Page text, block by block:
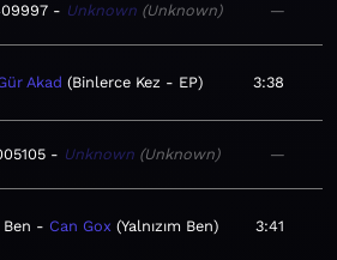
Unknown Unknown —
Akad Binlerce Kez - EP 3:38
Unknown Unknown —
Ben Can Gox Yalnızım Ben 3:41